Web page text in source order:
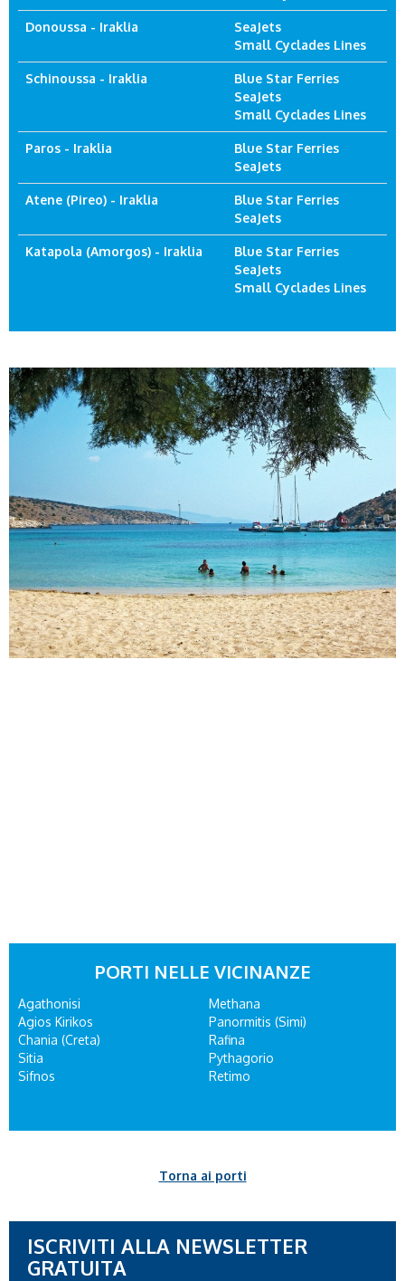
Donoussa - Iraklia
SeaJets
Small Cyclades Lines
Schinoussa - Iraklia
Blue Star Ferries
SeaJets
Small Cyclades Lines
Paros - Iraklia
Blue Star Ferries
SeaJets
Atene (Pireo) - Iraklia
Blue Star Ferries
SeaJets
Katapola (Amorgos) - Iraklia
Blue Star Ferries
SeaJets
Small Cyclades Lines
PORTI NELLE VICINANZE
Agathonisi
Agios Kirikos
Chania (Creta)
Sitia
Sifnos
Methana
Panormitis (Simi)
Rafina
Pythagorio
Retimo
Torna ai porti
ISCRIVITI ALLA NEWSLETTER
GRATUITA